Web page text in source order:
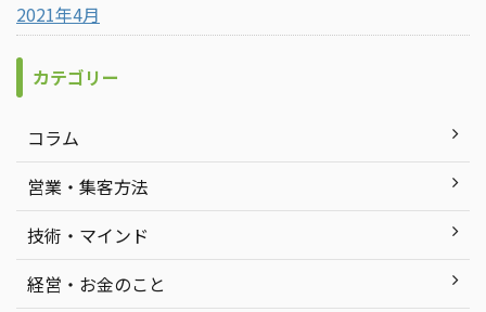
2021年4月
カテゴリー
コラム
営業・集客方法
技術・マインド
経営・お金のこと